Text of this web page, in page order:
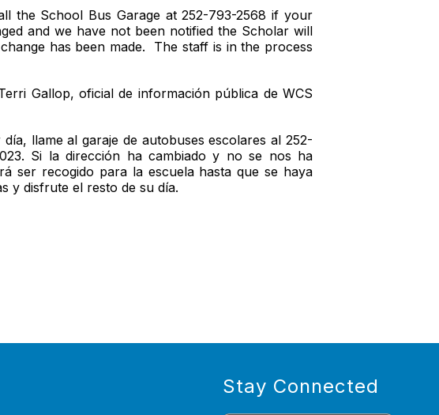
the School Bus Garage at 252-793-2568 if your
and we have not been notified the Scholar will
has been made. The staff is in the process
Gallop, oficial de información pública de WCS
llame al garaje de autobuses escolares al 252-
Si la dirección ha cambiado y no se nos ha
ser recogido para la escuela hasta que se haya
y disfrute el resto de su día.
Stay Connected